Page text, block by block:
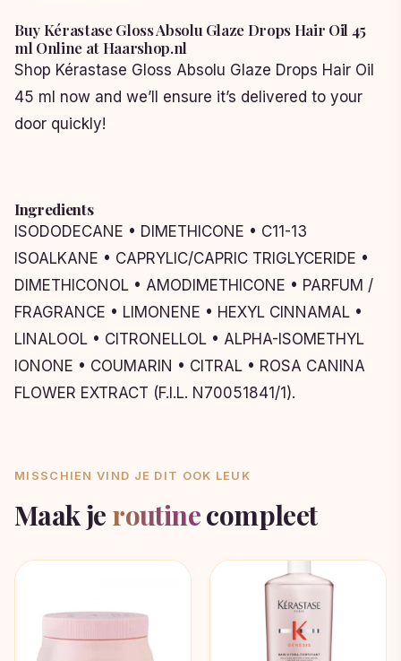
Buy Kérastase Gloss Absolu Glaze Drops Hair Oil 45
ml Online at Haarshop.nl
Shop Kérastase Gloss Absolu Glaze Drops Hair Oil
45 ml now and we’ll ensure it’s delivered to your
door quickly!
Ingredients
ISODODECANE • DIMETHICONE • C11-13
ISOALKANE • CAPRYLIC/CAPRIC TRIGLYCERIDE •
DIMETHICONOL • AMODIMETHICONE • PARFUM /
FRAGRANCE • LIMONENE • HEXYL CINNAMAL •
LINALOOL • CITRONELLOL • ALPHA-ISOMETHYL
IONONE • COUMARIN • CITRAL • ROSA CANINA
FLOWER EXTRACT (F.I.L. N70051841/1).
MISSCHIEN VIND JE DIT OOK LEUK
Maak je routinecompleet